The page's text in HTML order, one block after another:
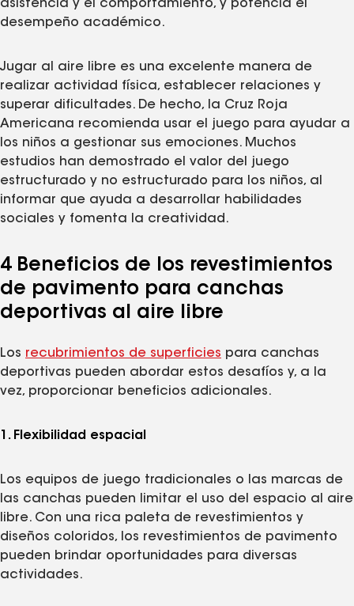
asistencia y el comportamiento, y potencia el
desempeño académico.
Jugar al aire libre es una excelente manera de
realizar actividad física, establecer relaciones y
superar dificultades. De hecho, la Cruz Roja
Americana recomienda usar el juego para ayudar a
los niños a gestionar sus emociones. Muchos
estudios han demostrado el valor del juego
estructurado y no estructurado para los niños, al
informar que ayuda a desarrollar habilidades
sociales y fomenta la creatividad.
4 Beneficios de los revestimientos
de pavimento para canchas
deportivas al aire libre
Los recubrimientos de superficies para canchas
deportivas pueden abordar estos desafíos y, a la
vez, proporcionar beneficios adicionales.
1. Flexibilidad espacial
Los equipos de juego tradicionales o las marcas de
las canchas pueden limitar el uso del espacio al aire
libre. Con una rica paleta de revestimientos y
diseños coloridos, los revestimientos de pavimento
pueden brindar oportunidades para diversas
actividades.